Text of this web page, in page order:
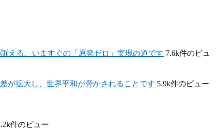
える、いますぐの「原発ゼロ」実現の道です 7.6k件のビュ
が拡大し、世界平和が脅かされることです 5.9k件のビュー
件のビュー